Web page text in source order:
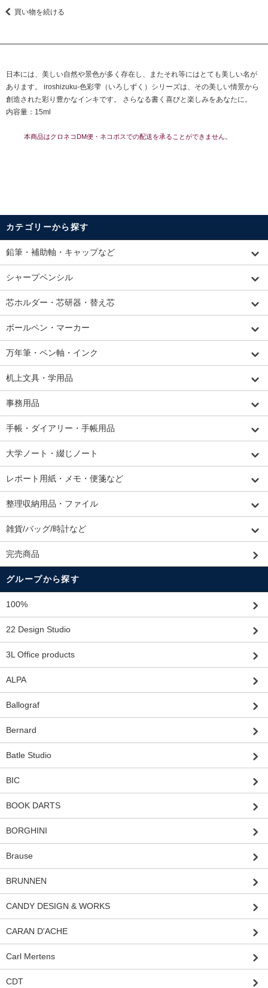
買い物を続ける
日本には、美しい自然や景色が多く存在し、またそれ等にはとても美しい名が
あります。 iroshizuku-色彩雫（いろしずく）シリーズは、その美しい情景から
創造された彩り豊かなインキです。 さらなる書く喜びと楽しみをあなたに。
内容量：15ml
本商品はクロネコDM便・ネコポスでの配送を承ることができません。
カテゴリーから探す
鉛筆・補助軸・キャップなど
シャープペンシル
芯ホルダー・芯研器・替え芯
ボールペン・マーカー
万年筆・ペン軸・インク
机上文具・学用品
事務用品
手帳・ダイアリー・手帳用品
大学ノート・綴じノート
レポート用紙・メモ・便箋など
整理収納用品・ファイル
雑貨/バッグ/時計など
完売商品
グループから探す
100%
22 Design Studio
3L Office products
ALPA
Ballograf
Bernard
Batle Studio
BIC
BOOK DARTS
BORGHINI
Brause
BRUNNEN
CANDY DESIGN & WORKS
CARAN D'ACHE
Carl Mertens
CDT